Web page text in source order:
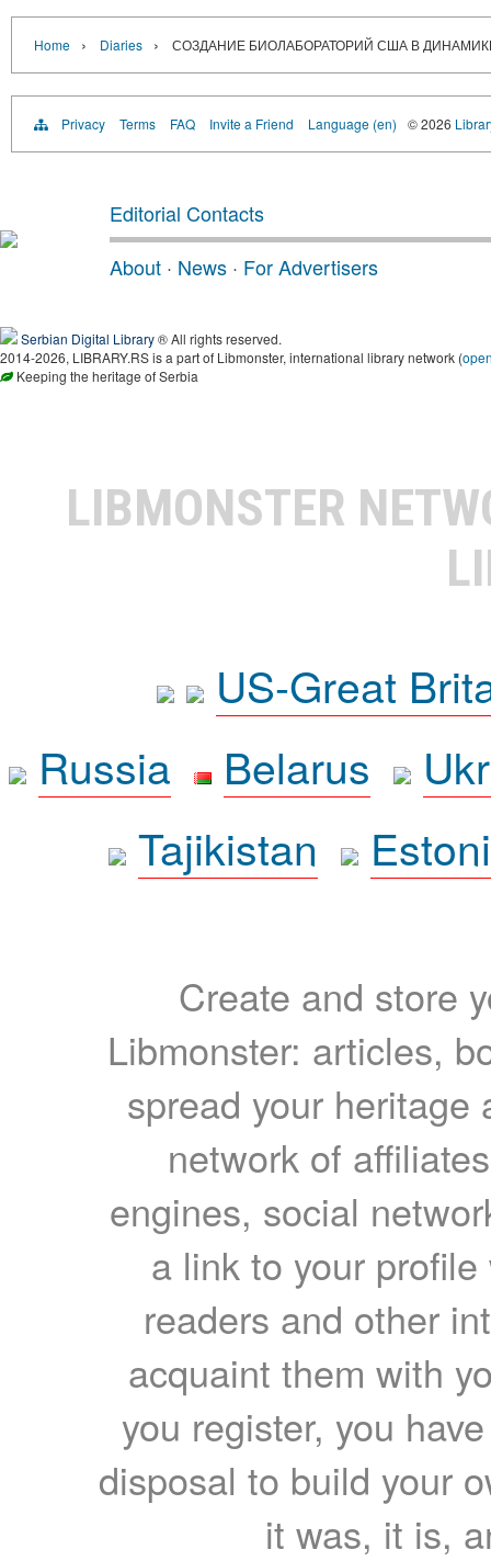
Home › Diaries › СОЗДАНИЕ БИОЛАБОРАТОРИЙ США В
Privacy Terms FAQ Invite a Friend Language (en) © 2026
Editorial Contacts
About · News · For Advertisers
Serbian Digital Library® All rights reserved.
2014-2026, LIBRARY.RS is a part of Libmonster, international library network (
Keeping the heritage of Serbia
LIBMONSTER
US-Great
Russia
Belarus
Tajikistan
Create and store
Libmonster: articles,
spread your heritage
network of
engines, social
a link to your
readers and other
acquaint them with
you register, you
disposal to build your
it was, it is,